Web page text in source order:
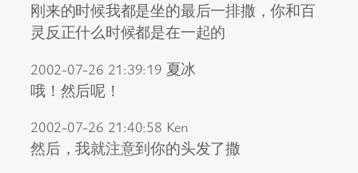
刚来的时候我都是坐的最后一排撒，你和百
灵反正什么时候都是在一起的
2002-07-26 21:39:19 夏冰
哦！然后呢！
2002-07-26 21:40:58 Ken
然后，我就注意到你的头发了撒